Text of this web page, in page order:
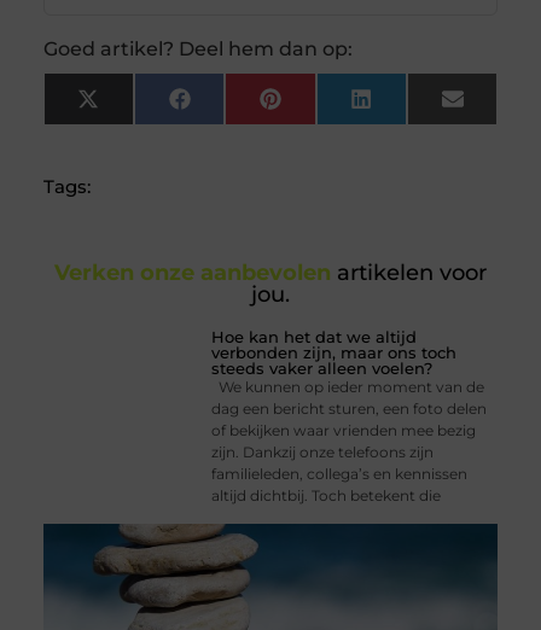
Goed artikel? Deel hem dan op:
X
(Twitter)
FacebookPinterest LinkedIn Email
Tags:
Verken onze aanbevolen artikelen voor
jou.
Hoe kan het dat we altijd
verbonden zijn, maar ons toch
steeds vaker alleen voelen?
We kunnen op ieder moment van de
dag een bericht sturen, een foto delen
of bekijken waar vrienden mee bezig
zijn. Dankzij onze telefoons zijn
familieleden, collega’s en kennissen
altijd dichtbij. Toch betekent die